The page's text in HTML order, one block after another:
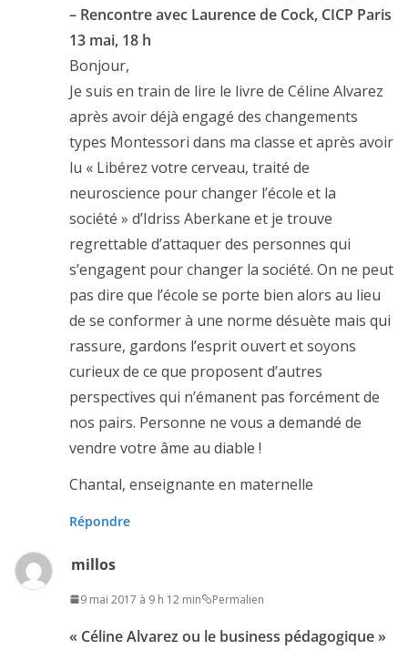
– Rencontre avec Laurence de Cock, CICP Paris
13 mai, 18 h
Bonjour,
Je suis en train de lire le livre de Céline Alvarez
après avoir déjà engagé des changements
types Montessori dans ma classe et après avoir
lu « Libérez votre cerveau, traité de
neuroscience pour changer l’école et la
société » d’Idriss Aberkane et je trouve
regrettable d’attaquer des personnes qui
s’engagent pour changer la société. On ne peut
pas dire que l’école se porte bien alors au lieu
de se conformer à une norme désuète mais qui
rassure, gardons l’esprit ouvert et soyons
curieux de ce que proposent d’autres
perspectives qui n’émanent pas forcément de
nos pairs. Personne ne vous a demandé de
vendre votre âme au diable !
Chantal, enseignante en maternelle
Répondre
millos
9 mai 2017 à 9 h 12 min Permalien
« Céline Alvarez ou le business pédagogique »